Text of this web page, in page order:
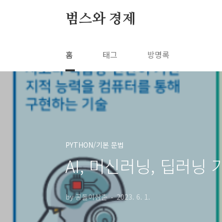
범스와 경제
홈 태그 방명록
PYTHON/기본 문법
AI, 머신러닝, 딥러닝
by 공돌이삼촌 2023. 6. 1.